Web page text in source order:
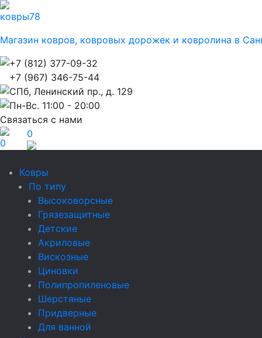
ковры78
Магазин ковров, ковровых дорожек и ковролина в
+7 (812) 377-09-32
+7 (967) 346-75-44
СПб, Ленинский пр., д. 129
Пн-Вс. 11:00 - 20:00
Связаться с нами
0
0
Ковры
По типу
Высоковорсные
Грязезащитные
Детские
Акриловые
Вискозные
Циновки
Полипропиленовые
Шерстяные
Придверные
Для ванной